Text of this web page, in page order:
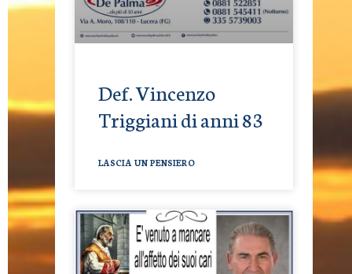
Def. Vincenzo
Triggiani di anni 83
LASCIA UN PENSIERO